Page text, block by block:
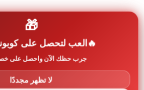
* شواية كونتي 1800 واط GR-18G51-R
* 1800 واط
🎁
العب لتحصل على
جرب حظك الآن واحصل على
لا تظهر مجددًا